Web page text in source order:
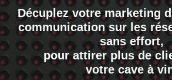
Décuplez votre marketing
communication sur les
sans effort,
pour attirer plus de
votre cave à